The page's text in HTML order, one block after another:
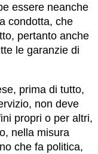
essere neanche
condotta, che
pertanto anche
le garanzie di
prima di tutto,
non deve
propri o per altri,
nella misura
che fa politica,